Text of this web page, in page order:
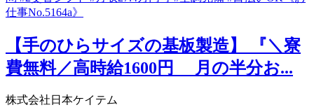
【手のひらサイズの基板製造】 『＼寮
費無料／高時給1600円 月の半分お...
株式会社日本ケイテム